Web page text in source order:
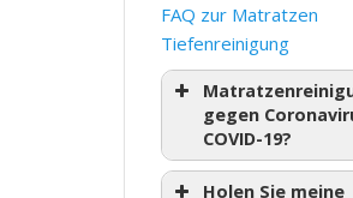
FAQ zur Matratzen
Tiefenreinigung
gegen
COVID-19?
Holen Sie meine